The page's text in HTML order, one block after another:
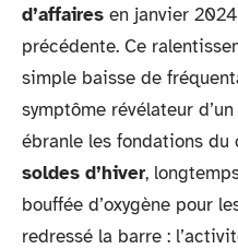
d’affaires en janvier
précédente. Ce
simple baisse de
symptôme révélateur
ébranle les fondations
soldes d’hiver,
bouffée d’oxygène pour
redressé la barre :